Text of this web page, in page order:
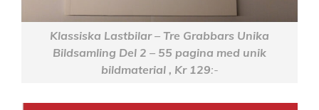
Klassiska Lastbilar – Tre Grabbars Unika
Bildsamling Del 2 – 55 pagina med unik
bildmaterial , Kr 129:-